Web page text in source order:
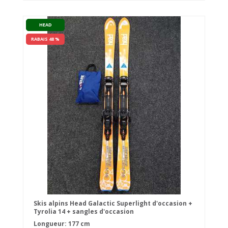
HEAD
RABAIS 48 %
Skis alpins Head Galactic Superlight d'occasion +
Tyrolia 14 + sangles d'occasion
Longueur: 177 cm